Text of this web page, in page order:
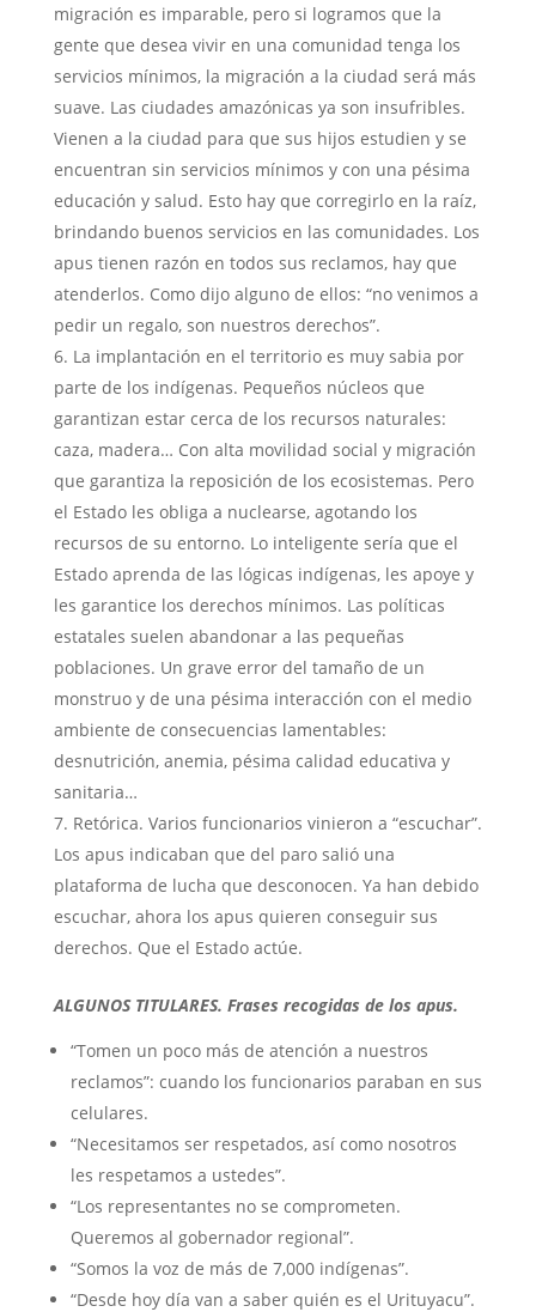
migración es imparable, pero si logramos que la
gente que desea vivir en una comunidad tenga los
servicios mínimos, la migración a la ciudad será más
suave. Las ciudades amazónicas ya son insufribles.
Vienen a la ciudad para que sus hijos estudien y se
encuentran sin servicios mínimos y con una pésima
educación y salud. Esto hay que corregirlo en la raíz,
brindando buenos servicios en las comunidades. Los
apus tienen razón en todos sus reclamos, hay que
atenderlos. Como dijo alguno de ellos: “no venimos a
pedir un regalo, son nuestros derechos”.
La implantación en el territorio es muy sabia por
parte de los indígenas. Pequeños núcleos que
garantizan estar cerca de los recursos naturales:
caza, madera… Con alta movilidad social y migración
que garantiza la reposición de los ecosistemas. Pero
el Estado les obliga a nuclearse, agotando los
recursos de su entorno. Lo inteligente sería que el
Estado aprenda de las lógicas indígenas, les apoye y
les garantice los derechos mínimos. Las políticas
estatales suelen abandonar a las pequeñas
poblaciones. Un grave error del tamaño de un
monstruo y de una pésima interacción con el medio
ambiente de consecuencias lamentables:
desnutrición, anemia, pésima calidad educativa y
sanitaria…
Retórica. Varios funcionarios vinieron a “escuchar”.
Los apus indicaban que del paro salió una
plataforma de lucha que desconocen. Ya han debido
escuchar, ahora los apus quieren conseguir sus
derechos. Que el Estado actúe.
ALGUNOS TITULARES. Frases recogidas de los apus.
“Tomen un poco más de atención a nuestros
reclamos”: cuando los funcionarios paraban en sus
celulares.
“Necesitamos ser respetados, así como nosotros
les respetamos a ustedes”.
“Los representantes no se comprometen.
Queremos al gobernador regional”.
“Somos la voz de más de 7,000 indígenas”.
“Desde hoy día van a saber quién es el Urituyacu”.